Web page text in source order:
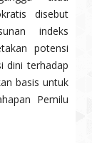
disebut
indeks
potensi
dini terhadap
basis untuk
Pemilu